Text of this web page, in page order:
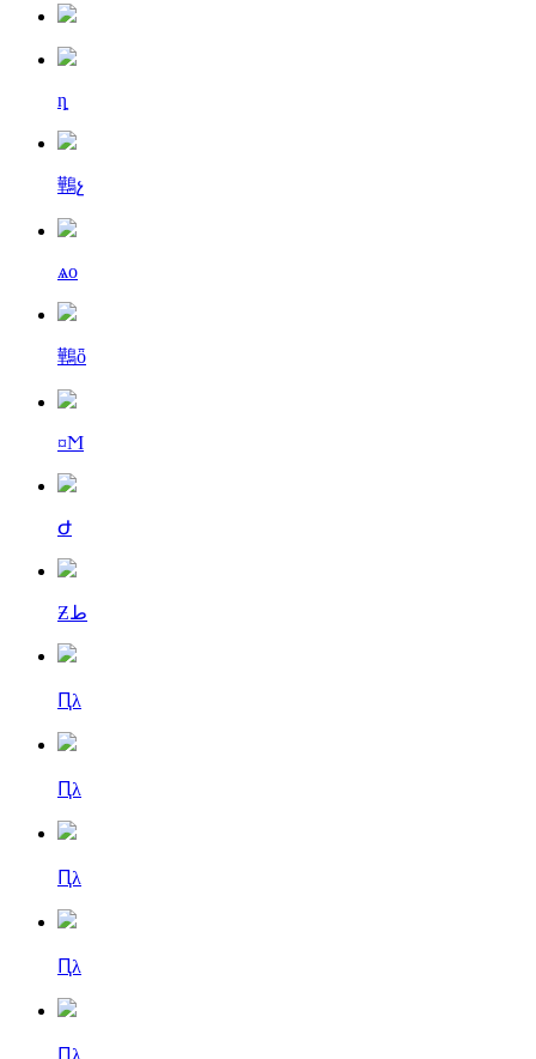
ȵ
鷨չ
ѧо
鷨ȫ
¤Ϻ
Ժ
Ƶط
Ԥλ
Ԥλ
Ԥλ
Ԥλ
Ԥλ